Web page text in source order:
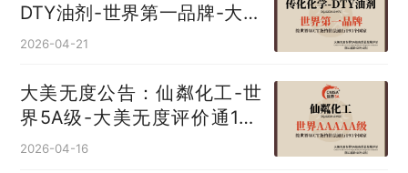
DTY油剂‌-世界第一品牌-大美
无度评价通193国
2026-04-21
大美无度公告：仙粼化工-世
界5A级-大美无度评价通193
国
2026-04-16